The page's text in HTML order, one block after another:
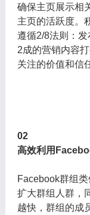
确保主页展示相
主页的活跃度。
遵循2/8法则：
2成的营销内容
关注的价值和信
02
高效利用
Facebook群组
扩大群组人群，
越快，群组的成